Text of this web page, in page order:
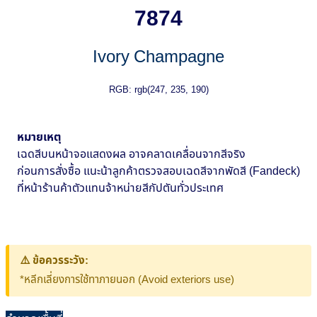
7874
Ivory Champagne
RGB: rgb(247, 235, 190)
หมายเหตุ
เฉดสีบนหน้าจอแสดงผล อาจคลาดเคลื่อนจากสีจริง
ก่อนการสั่งซื้อ แนะน้าลูกค้าตรวจสอบเฉดสีจากพัดสี (Fandeck)
ที่หน้าร้านค้าตัวแทนจ้าหน่ายสีกัปตันทั่วประเทศ
⚠️ ข้อควรระวัง:
*หลีกเลี่ยงการใช้ทาภายนอก (Avoid exteriors use)